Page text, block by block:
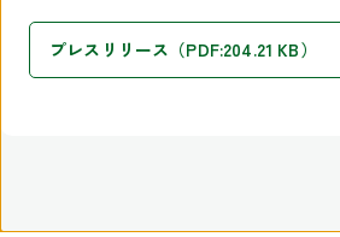
プレスリリース（PDF:204.21 KB）